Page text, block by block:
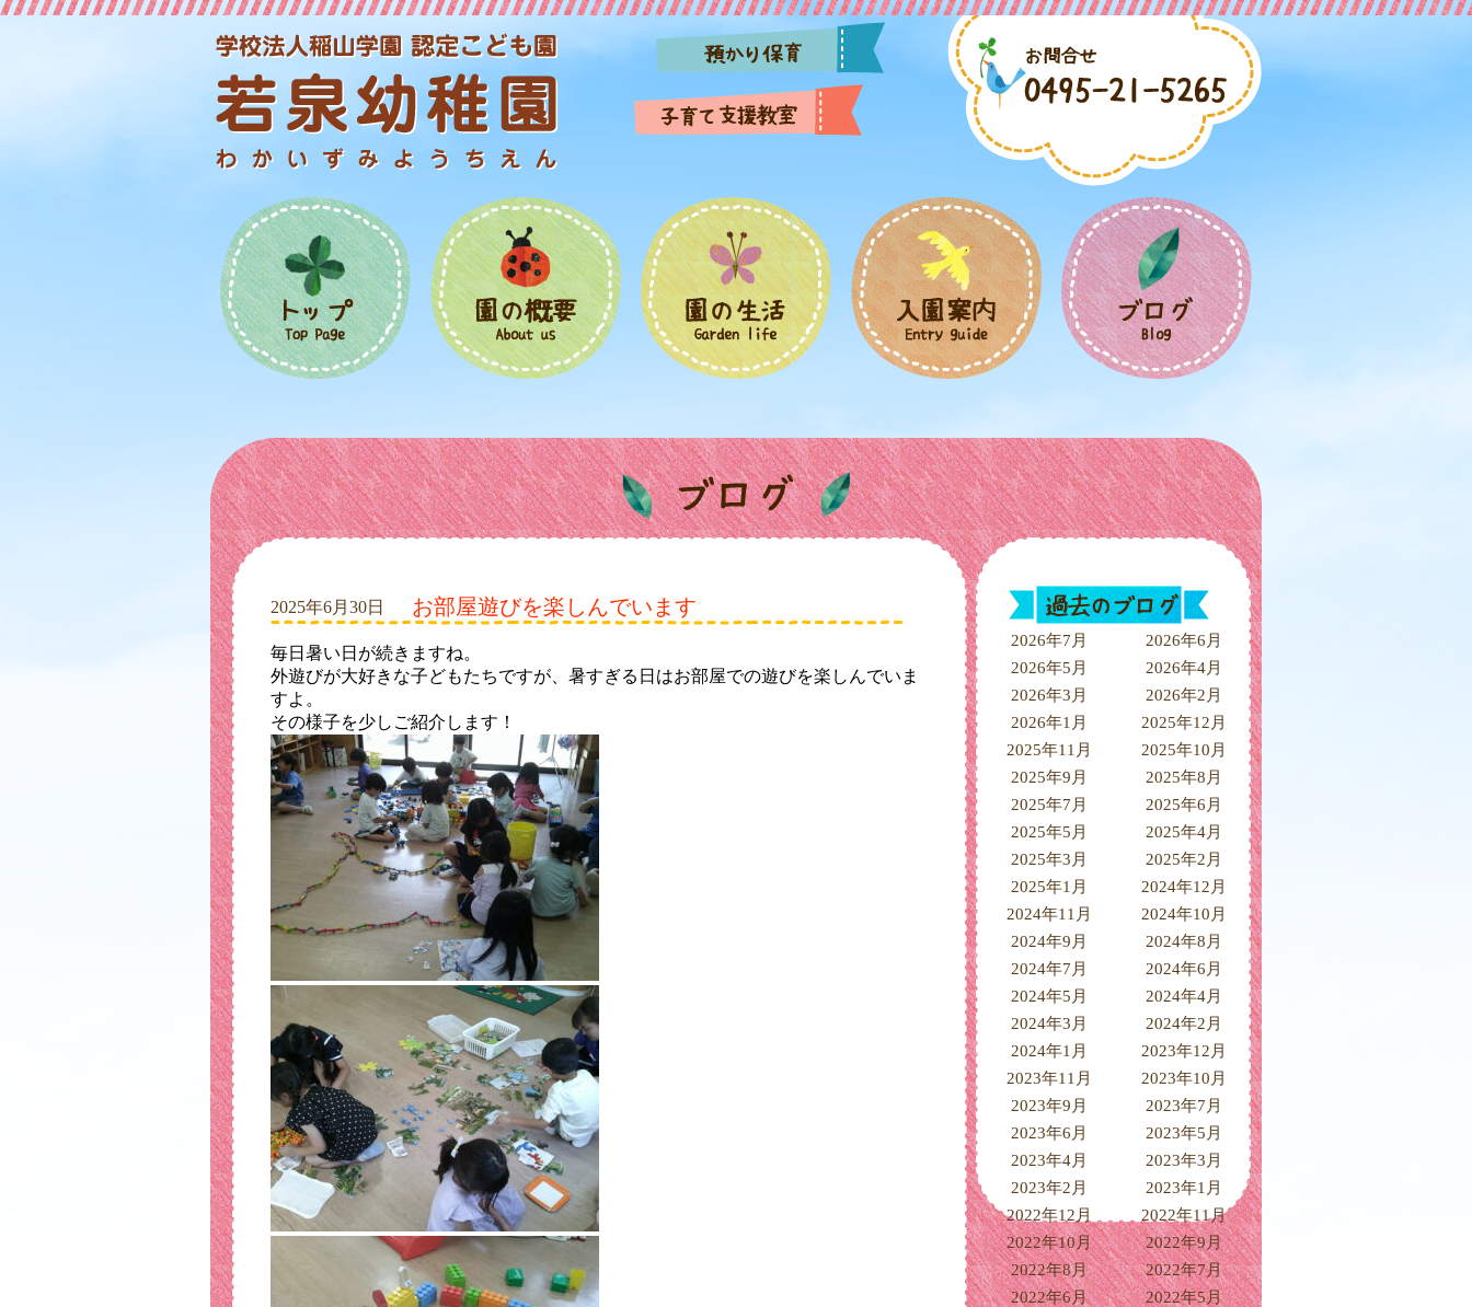
2025年6月30日 お部屋遊びを楽しんでいます
毎日暑い日が続きますね。
外遊びが大好きな子どもたちですが、暑すぎる日はお部屋での遊びを楽しんでいま
すよ。
その様子を少しご紹介します！
2026年7月
2026年6月
2026年5月
2026年4月
2026年3月
2026年2月
2026年1月
2025年12月
2025年11月
2025年10月
2025年9月
2025年8月
2025年7月
2025年6月
2025年5月
2025年4月
2025年3月
2025年2月
2025年1月
2024年12月
2024年11月
2024年10月
2024年9月
2024年8月
2024年7月
2024年6月
2024年5月
2024年4月
2024年3月
2024年2月
2024年1月
2023年12月
2023年11月
2023年10月
2023年9月
2023年7月
2023年6月
2023年5月
2023年4月
2023年3月
2023年2月
2023年1月
2022年12月
2022年11月
2022年10月
2022年9月
2022年8月
2022年7月
2022年6月
2022年5月